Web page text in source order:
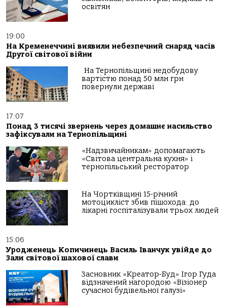
освітян
19:00
На Кременеччині виявили небезпечний снаряд часів
Другої світової війни
На Тернопільщині недобудову
вартістю понад 50 млн грн
повернули державі
17:07
Понад 3 тисячі звернень через домашнє насильство
зафіксували на Тернопільщині
«Надзвичайникам» допомагають
«Світова центральна кухня» і
тернопільський ресторатор
На Чортківщині 15-річний
мотоцикліст збив пішохода: до
лікарні госпіталізували трьох людей
15:06
Уродженець Копичинець Василь Іванчук увійде до
Зали світової шахової слави
Засновник «Креатор-Буд» Ігор Гуда
відзначений нагородою «Візіонер
сучасної будівельної галузі»